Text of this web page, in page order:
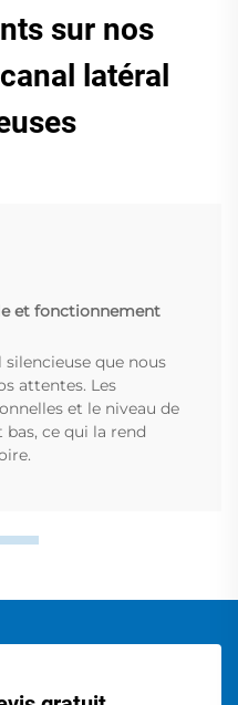
sur nos
latéral
et fonctionnement
que nous
attentes. Les
et le niveau de
ce qui la rend